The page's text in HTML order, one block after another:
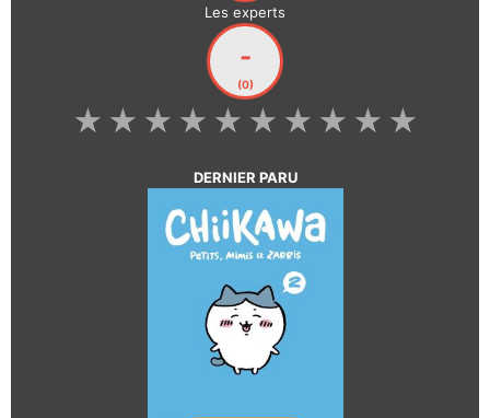
Les experts
-
(0)
★
★
★
★
★
★
★
★
★
★
DERNIER PARU